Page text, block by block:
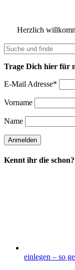
Herzlich
Trage Dich hier für
E-Mail Adresse*
Vorname
Name
Kennt ihr die schon?
einlegen – so